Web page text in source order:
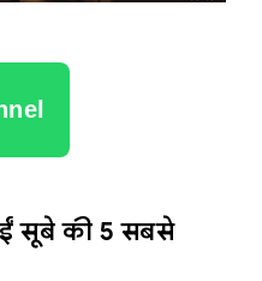
सूबे की 5 सबसे